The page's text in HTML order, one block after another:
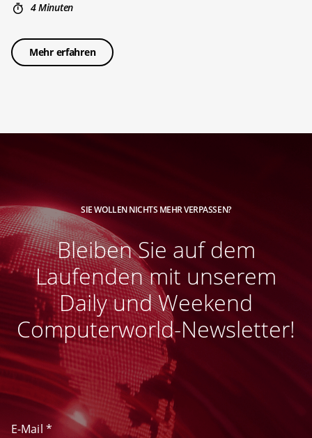
4 Minuten
Mehr erfahren
SIE WOLLEN NICHTS MEHR VERPASSEN?
Bleiben Sie auf dem
Laufenden mit unserem
Daily und Weekend
Computerworld-Newsletter!
E-Mail *